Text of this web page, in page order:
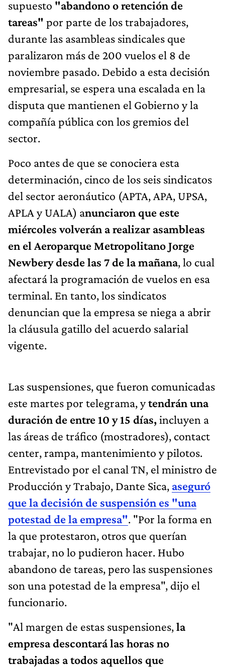
supuesto "abandono o retención de
tareas" por parte de los trabajadores,
durante las asambleas sindicales que
paralizaron más de 200 vuelos el 8 de
noviembre pasado. Debido a esta decisión
empresarial, se espera una escalada en la
disputa que mantienen el Gobierno y la
compañía pública con los gremios del
sector.
Poco antes de que se conociera esta
determinación, cinco de los seis sindicatos
del sector aeronáutico (APTA, APA, UPSA,
APLA y UALA) anunciaron que este
miércoles volverán a realizar asambleas
en el Aeroparque Metropolitano Jorge
Newbery desde las 7 de la mañana, lo cual
afectará la programación de vuelos en esa
terminal. En tanto, los sindicatos
denuncian que la empresa se niega a abrir
la cláusula gatillo del acuerdo salarial
vigente.
Las suspensiones, que fueron comunicadas
este martes por telegrama, ytendrán una
duración de entre 10 y 15 días,incluyen a
las áreas de tráfico (mostradores), contact
center, rampa, mantenimiento y pilotos.
Entrevistado por el canal TN, el ministro de
Producción y Trabajo, Dante Sica, aseguró
que la decisión de suspensión es "una
potestad de la empresa". "Por la forma en
la que protestaron, otros que querían
trabajar, no lo pudieron hacer. Hubo
abandono de tareas, pero las suspensiones
son una potestad de la empresa", dijo el
funcionario.
"Al margen de estas suspensiones,la
empresa descontará las horas no
trabajadas a todos aquellos que